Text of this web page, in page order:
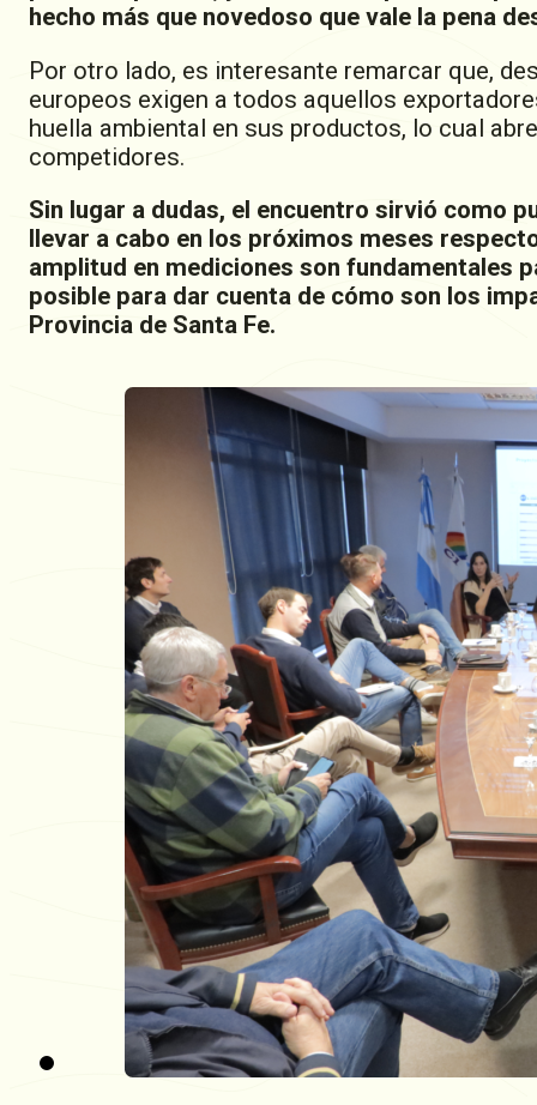
hecho más que novedoso que vale la pena
Por otro lado, es interesante remarcar que,
europeos exigen a todos aquellos
huella ambiental en sus productos, lo cual
competidores.
Sin lugar a dudas, el encuentro sirvió como
llevar a cabo en los próximos meses
amplitud en mediciones son fundamentales
posible para dar cuenta de cómo son los
Provincia de Santa Fe.